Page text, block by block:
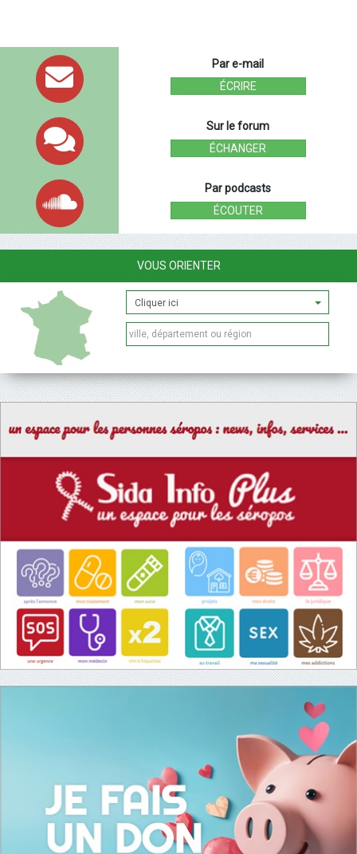
Par e-mail
ÉCRIRE
Sur le forum
ÉCHANGER
Par podcasts
ÉCOUTER
VOUS ORIENTER